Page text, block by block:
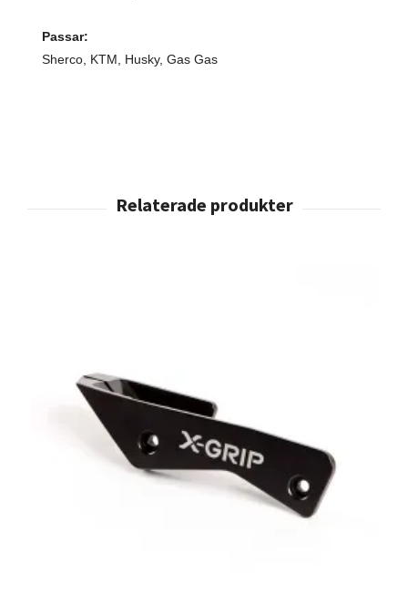
Passar:
Sherco, KTM, Husky, Gas Gas